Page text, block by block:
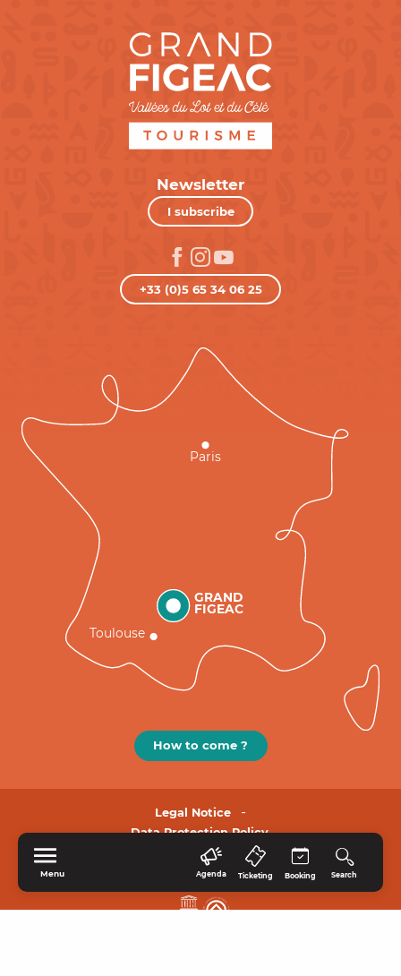
Menu Agenda Ticketing Booking Search
Newsletter
I subscribe
+33 (0)5 65 34 06 25
GRAND
FIGEAC
Toulouse
Paris
How to come ?
Legal Notice
Data Protection Policy.